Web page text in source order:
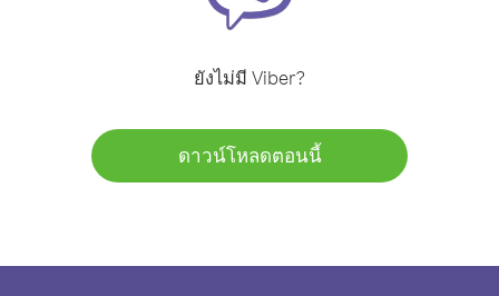
ยังไม่มี Viber?
ดาวน์โหลดตอนนี้